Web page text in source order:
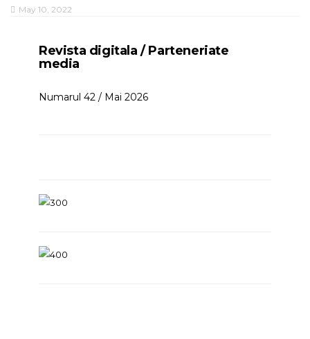
May 10, 2022
Revista digitala / Parteneriate
media
Numarul 42 / Mai 2026